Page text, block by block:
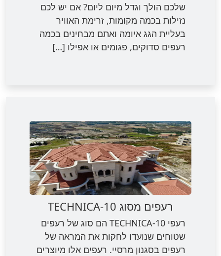
שלכם הולך וגדל מיום ליום? אם יש לכם
נזילות בכמה מקומות, זרימת האוויר
בעליית הגג איומה ואתם מבחינים בכמה
רעפים סדוקים, פגומים או אפילו […]
רעפים מסוג TECHNICA-10
רעפי TECHNICA-10 הם סוג של רעפים
שטוחים שנועדו לחקות את המראה של
רעפים בסגנון מרסיי. רעפים אלו מיוצרים